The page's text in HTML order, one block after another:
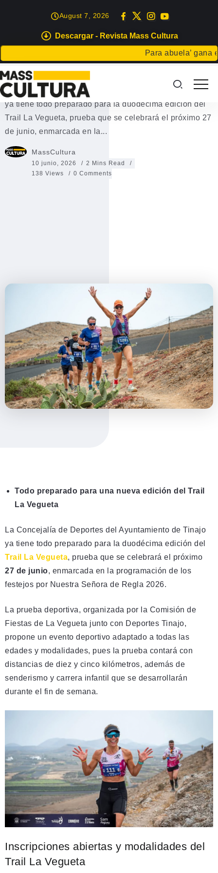
Descargar - Revista Mass Cultura
Para abuela’ gana el
August 7, 2026
DEPORTES EVENTOS
Trail La Vegueta 2026
La Concejalía de Deportes del Ayuntamiento de Tinajo
ya tiene todo preparado para la duodécima edición del
Trail La Vegueta, prueba que se celebrará el próximo 27
de junio, enmarcada en la...
MassCultura
10 junio, 2026
2 Mins Read
138 Views
0 Comments
Todo preparado para una nueva edición del Trail
La Vegueta
La Concejalía de Deportes del Ayuntamiento de Tinajo
ya tiene todo preparado para la duodécima edición del
Trail La Vegueta, prueba que se celebrará el próximo
27 de junio, enmarcada en la programación de los
festejos por Nuestra Señora de Regla 2026.
La prueba deportiva, organizada por la Comisión de
Fiestas de La Vegueta junto con Deportes Tinajo,
propone un evento deportivo adaptado a todas las
edades y modalidades, pues la prueba contará con
distancias de diez y cinco kilómetros, además de
senderismo y carrera infantil que se desarrollarán
durante el fin de semana.
Inscripciones abiertas y modalidades del
Trail La Vegueta